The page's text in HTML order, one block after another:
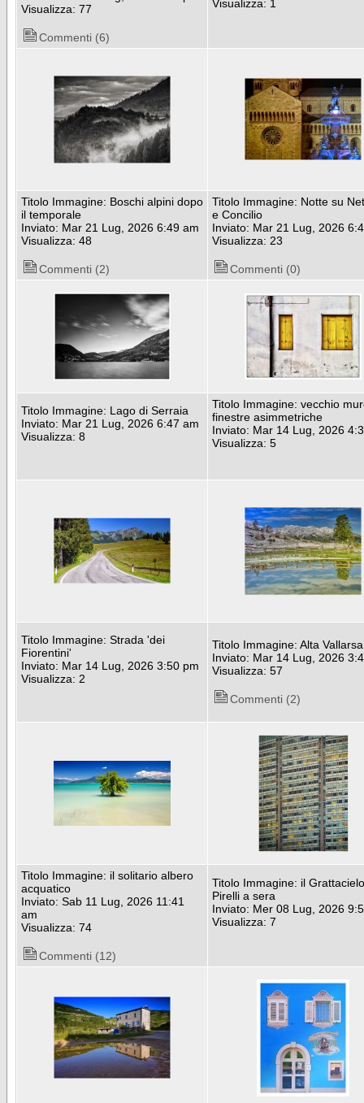
Visualizza: 77
Commenti (6)
Visualizza: 1
Titolo Immagine: Boschi alpini dopo
il temporale
Inviato: Mar 21 Lug, 2026 6:49 am
Visualizza: 48
Commenti (2)
Titolo Immagine: Notte su
e Concilio
Inviato: Mar 21 Lug, 2026
Visualizza: 23
Commenti (0)
Titolo Immagine: Lago di Serraia
Inviato: Mar 21 Lug, 2026 6:47 am
Visualizza: 8
Titolo Immagine: vecchio
finestre asimmetriche
Inviato: Mar 14 Lug, 2026
Visualizza: 5
Titolo Immagine: Strada 'dei
Fiorentini'
Inviato: Mar 14 Lug, 2026 3:50 pm
Visualizza: 2
Titolo Immagine: Alta Vallarsa
Inviato: Mar 14 Lug, 2026
Visualizza: 57
Commenti (2)
Titolo Immagine: il solitario albero
acquatico
Inviato: Sab 11 Lug, 2026 11:41
am
Visualizza: 74
Commenti (12)
Titolo Immagine: il Grattacielo
Pirelli a sera
Inviato: Mer 08 Lug, 2026
Visualizza: 7